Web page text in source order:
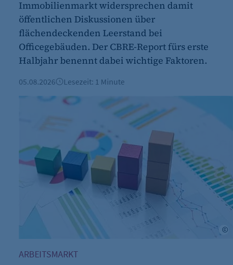
Optionen des Benutzers
Immobilienmarkt widersprechen damit
öffentlichen Diskussionen über
flächendeckenden Leerstand bei
Officegebäuden. Der CBRE-Report fürs erste
Halbjahr benennt dabei wichtige Faktoren.
05.08.2026 Lesezeit: 1 Minute
Stock
Mehr Arbeitslose in Berlin - Noch viele offene
ARBEITSMARKT